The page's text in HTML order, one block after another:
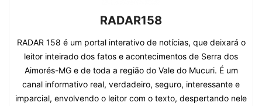
RADAR158
RADAR 158 é um portal interativo de notícias, que deixará o
leitor inteirado dos fatos e acontecimentos de Serra dos
Aimorés-MG e de toda a região do Vale do Mucuri. É um
canal informativo real, verdadeiro, seguro, interessante e
imparcial, envolvendo o leitor com o texto, despertando nele